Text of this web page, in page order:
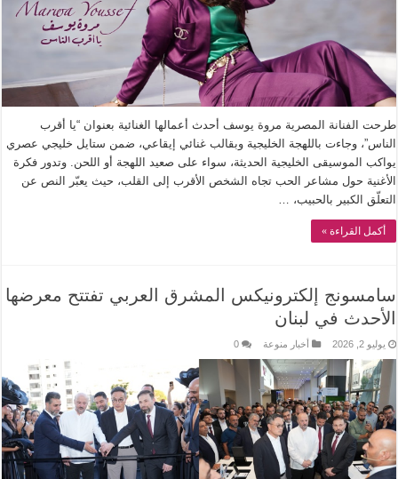
طرحت الفنانة المصرية مروة يوسف أحدث أعمالها الغنائية بعنوان “يا أقرب
الناس”، وجاءت باللهجة الخليجية وبقالب غنائي إيقاعي، ضمن ستايل خليجي عصري
يواكب الموسيقى الخليجية الحديثة، سواء على صعيد اللهجة أو اللحن. وتدور فكرة
الأغنية حول مشاعر الحب تجاه الشخص الأقرب إلى القلب، حيث يعبّر النص عن
التعلّق الكبير بالحبيب، …
أكمل القراءة »
سامسونج إلكترونيكس المشرق العربي تفتتح معرضها
الأحدث في لبنان
يوليو 2, 2026 أخبار منوعة 0